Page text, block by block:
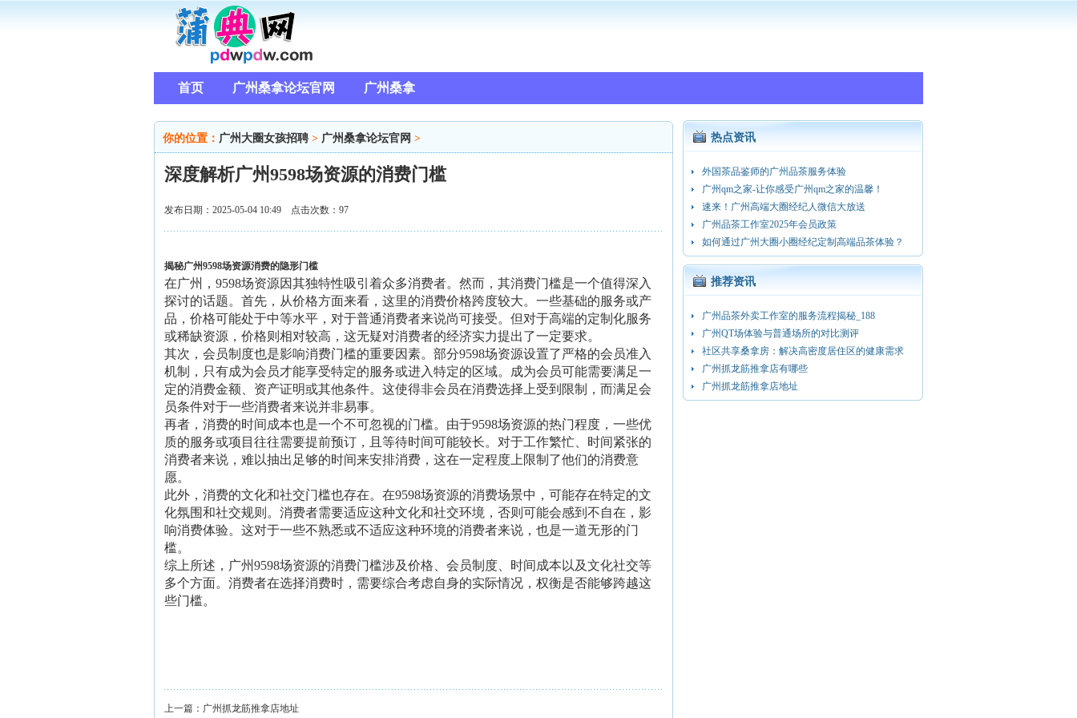
首页 广州桑拿论坛官网 广州桑拿
你的位置： 广州大圈女孩招聘 > 广州桑拿论坛官网 >
深度解析广州9598场资源的消费门槛
发布日期：2025-05-04 10:49 点击次数：97
揭秘广州9598场资源消费的隐形门槛
在广州，9598场资源因其独特性吸引着众多消费者。然而，其消费门槛是一个值得深入
探讨的话题。首先，从价格方面来看，这里的消费价格跨度较大。一些基础的服务或产
品，价格可能处于中等水平，对于普通消费者来说尚可接受。但对于高端的定制化服务
或稀缺资源，价格则相对较高，这无疑对消费者的经济实力提出了一定要求。
其次，会员制度也是影响消费门槛的重要因素。部分9598场资源设置了严格的会员准入
机制，只有成为会员才能享受特定的服务或进入特定的区域。成为会员可能需要满足一
定的消费金额、资产证明或其他条件。这使得非会员在消费选择上受到限制，而满足会
员条件对于一些消费者来说并非易事。
再者，消费的时间成本也是一个不可忽视的门槛。由于9598场资源的热门程度，一些优
质的服务或项目往往需要提前预订，且等待时间可能较长。对于工作繁忙、时间紧张的
消费者来说，难以抽出足够的时间来安排消费，这在一定程度上限制了他们的消费意
愿。
此外，消费的文化和社交门槛也存在。在9598场资源的消费场景中，可能存在特定的文
化氛围和社交规则。消费者需要适应这种文化和社交环境，否则可能会感到不自在，影
响消费体验。这对于一些不熟悉或不适应这种环境的消费者来说，也是一道无形的门
槛。
综上所述，广州9598场资源的消费门槛涉及价格、会员制度、时间成本以及文化社交等
多个方面。消费者在选择消费时，需要综合考虑自身的实际情况，权衡是否能够跨越这
些门槛。
上一篇： 广州抓龙筋推拿店地址
热点资讯
外国茶品鉴师的广州品茶服务体验
广州qm之家-让你感受广州qm之家的温馨！
速来！广州高端大圈经纪人微信大放送
广州品茶工作室2025年会员政策
如何通过广州大圈小圈经纪定制高端品茶体验？
推荐资讯
广州品茶外卖工作室的服务流程揭秘_188
广州QT场体验与普通场所的对比测评
社区共享桑拿房：解决高密度居住区的健康需求
广州抓龙筋推拿店有哪些
广州抓龙筋推拿店地址